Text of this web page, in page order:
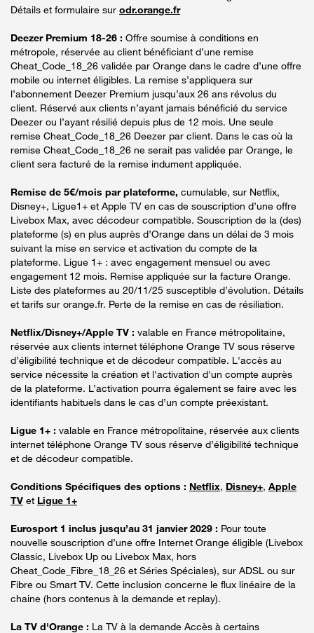
Détails et formulaire sur odr.orange.fr
Deezer Premium 18-26 : Offre soumise à conditions en
métropole, réservée au client bénéficiant d’une remise
Cheat_Code_18_26 validée par Orange dans le cadre d’une offre
mobile ou internet éligibles. La remise s’appliquera sur
l’abonnement Deezer Premium jusqu’aux 26 ans révolus du
client. Réservé aux clients n’ayant jamais bénéficié du service
Deezer ou l’ayant résilié depuis plus de 12 mois. Une seule
remise Cheat_Code_18_26 Deezer par client. Dans le cas où la
remise Cheat_Code_18_26 ne serait pas validée par Orange, le
client sera facturé de la remise indument appliquée.
Remise de 5€/mois par plateforme, cumulable, sur Netflix,
Disney+, Ligue1+ et Apple TV en cas de souscription d’une offre
Livebox Max, avec décodeur compatible. Souscription de la (des)
plateforme (s) en plus auprès d’Orange dans un délai de 3 mois
suivant la mise en service et activation du compte de la
plateforme. Ligue 1+ : avec engagement mensuel ou avec
engagement 12 mois. Remise appliquée sur la facture Orange.
Liste des plateformes au 20/11/25 susceptible d’évolution. Détails
et tarifs sur orange.fr. Perte de la remise en cas de résiliation.
Netflix/Disney+/Apple TV : valable en France métropolitaine,
réservée aux clients internet téléphone Orange TV sous réserve
d’éligibilité technique et de décodeur compatible. L'accès au
service nécessite la création et l'activation d'un compte auprès
de la plateforme. L’activation pourra également se faire avec les
identifiants habituels dans le cas d’un compte préexistant.
Ligue 1+ : valable en France métropolitaine, réservée aux clients
internet téléphone Orange TV sous réserve d’éligibilité technique
et de décodeur compatible.
Conditions Spécifiques des options : Netflix, Disney+, Apple
TV et Ligue 1+
Eurosport 1 inclus jusqu’au 31 janvier 2029 : Pour toute
nouvelle souscription d’une offre Internet Orange éligible (Livebox
Classic, Livebox Up ou Livebox Max, hors
Cheat_Code_Fibre_18_26 et Séries Spéciales), sur ADSL ou sur
Fibre ou Smart TV. Cette inclusion concerne le flux linéaire de la
chaine (hors contenus à la demande et replay).
La TV d'Orange : La TV à la demande Accès à certains